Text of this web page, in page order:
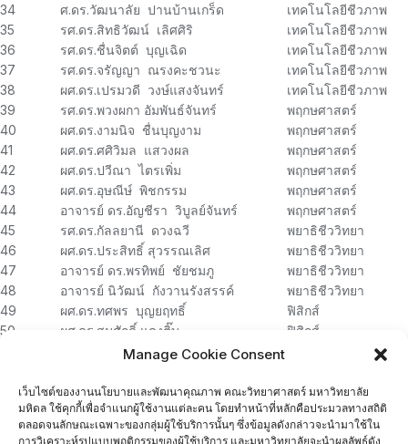
Manage Cookie Consent
เว็บไซต์ของงานนโยบายและพัฒนาคุณภาพ คณะวิทยาศาสตร์ มหาวิทยาลัย
มหิดล ใช้คุกกี้เพื่อจำแนกผู้ใช้งานแต่ละคน โดยทำหน้าที่หลักคือประมวลทางสถิติ
ตลอดจนลักษณะเฉพาะของกลุ่มผู้ใช้บริการนั้นๆ ซึ่งข้อมูลดังกล่าวจะนำมาใช้ใน
การวิเคราะห์รูปแบบพฤติกรรมของผู้ใช้บริการ และมหาวิทยาลัยจะนำผลลัพธ์ดัง
34
ศ.ดร.วัฒนาลัย ปานบ้านเกร็ด
เทคโนโลยีชีวภาพ
35
รศ.ดร.สิทธิวัฒน์ เลิศศิริ
เทคโนโลยีชีวภาพ
36
รศ.ดร.ชื่นจิตต์ บุญเฉิด
เทคโนโลยีชีวภาพ
37
รศ.ดร.จรัญญา ณรงคะชวนะ
เทคโนโลยีชีวภาพ
38
ผศ.ดร.เปรมวดี วงษ์แสงจันทร์
เทคโนโลยีชีวภาพ
39
รศ.ดร.พวงผกา อัมพันธ์จันทร์
พฤกษศาสตร์
40
ผศ.ดร.งามนิจ ชื่นบุญงาม
พฤกษศาสตร์
41
ผศ.ดร.ศศิวิมล แสวงผล
พฤกษศาสตร์
42
ผศ.ดร.ปวีณา ไตรเพิ่ม
พฤกษศาสตร์
43
ผศ.ดร.อุษณีษ์ พิชกรรม
พฤกษศาสตร์
44
อาจารย์ ดร.อัญชีรา วิบูลย์จันทร์
พฤกษศาสตร์
45
รศ.ดร.กัลลยานี ดวงฉวี
พยาธิชีววิทยา
46
ผศ.ดร.ประสิทธิ์ สุวรรณเลิศ
พยาธิชีววิทยา
47
อาจารย์ ดร.พรทิพย์ ชัยชมภู
พยาธิชีววิทยา
48
อาจารย์ นิวัฒน์ กังวานรังสรรค์
พยาธิชีววิทยา
49
ผศ.ดร.ทศพร บุญยฤทธิ์
ฟิสิกส์
50
ผศ.ดร.สมศักดิ์ แดงติ๊บ
ฟิสิกส์
ผศ.ดร.นรินทร์ ณัฐวุฒิ
อาจารย์ ดร.สุจินต์ สุวรรณะ
ฟิสิกส์
รศ.ดร.สุภีนันท์ อัญเชิญ
เภสัชวิทยา
รศ.ดร.ดาราวรรณ ปิ่นทอง
เภสัชวิทยา